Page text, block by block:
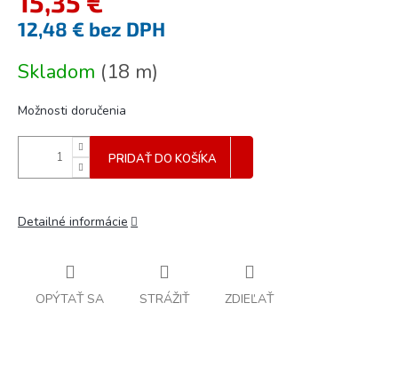
12,48 € bez DPH
cena:
Skladom (18 m)
Možnosti doručenia
PRIDAŤ DO KOŠÍKA
Detailné informácie
OPÝTAŤ SA STRÁŽIŤ ZDIEĽAŤ